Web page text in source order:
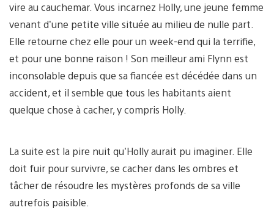
vire au cauchemar. Vous incarnez Holly, une jeune femme
venant d’une petite ville située au milieu de nulle part.
Elle retourne chez elle pour un week-end qui la terrifie,
et pour une bonne raison ! Son meilleur ami Flynn est
inconsolable depuis que sa fiancée est décédée dans un
accident, et il semble que tous les habitants aient
quelque chose à cacher, y compris Holly.
La suite est la pire nuit qu’Holly aurait pu imaginer. Elle
doit fuir pour survivre, se cacher dans les ombres et
tâcher de résoudre les mystères profonds de sa ville
autrefois paisible.